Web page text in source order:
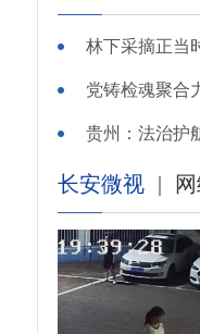
林下采摘正当
贵州：法治护
长安微视 |